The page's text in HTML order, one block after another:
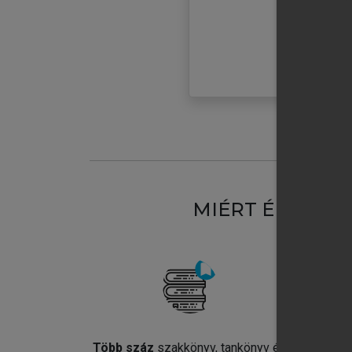
MIÉRT
Több száz szakkönyv, tankönyv és